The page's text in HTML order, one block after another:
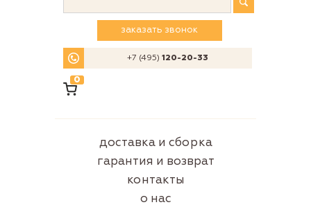
заказать звонок
+7 (495)120-20-33
0
доставка и сборка
гарантия и возврат
контакты
о нас